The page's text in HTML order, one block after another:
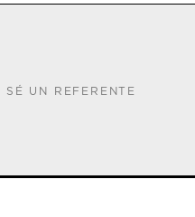
SÉ UN REFERENTE